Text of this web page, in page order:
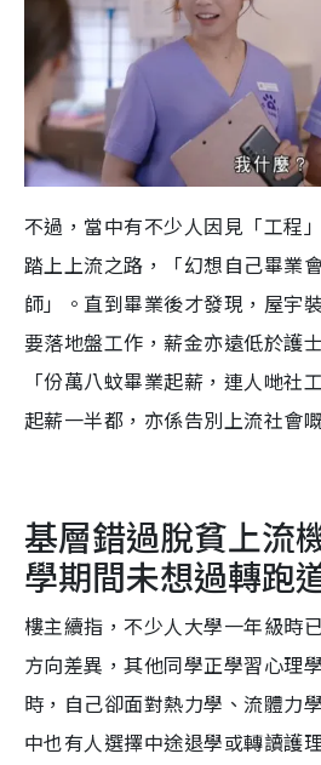
不過，當中有不少人因見「工程
踏上上流之路，「幻想自己畢業
師」。直到畢業後才發現，屋宇
要落地盤工作，薪金亦遠低於護
「份萬八蚊畢業起薪，連人哋社
起薪一半都，亦係告別上流社會
基層錯過脫貧上流
學期間未想過轉跑
樓主續指，不少人大學一年級時
方向差異，其他同學正學習心理
時，自己卻面對熱力學、流體力
中也有人選擇中途退學或轉讀護